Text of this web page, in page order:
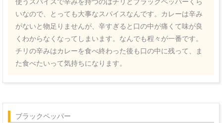
いなので、とっても大事なスパイスなんです。カレーは辛み
がないと物足りませんが、辛すぎると口の中が痛くて味が良
くわからなくなってしまいます。なんでも程々が一番です。
チリの辛みはカレーを食べ終わった後も口の中に残って、ま
た食べたいって気持ちになります。
ブラックペッパー